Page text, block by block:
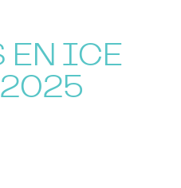
ICE